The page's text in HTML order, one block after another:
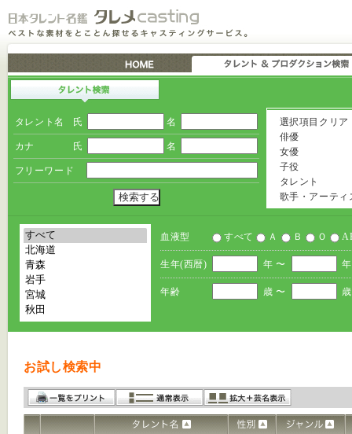
タレント名 氏 名
カナ 氏 名
フリーワード
選択項目クリア
俳優
女優
子役
タレント
歌手・アーティ
血液型 すべて Ａ Ｂ Ｏ
生年(西暦) 年 〜
年齢 歳 〜 歳
お試し検索中